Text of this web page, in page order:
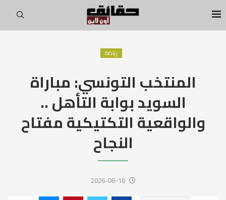
رياضة
المنتخب التونسي: مباراة
السويد بوابة التأهل ..
والواقعية التكتيكية مفتاح
النجاح
2026-06-10